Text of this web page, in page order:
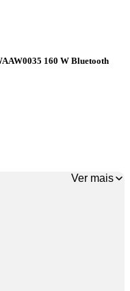
160 W Bluetooth
Ver mais